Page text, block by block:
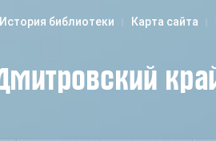
История библиотеки Карта сайта